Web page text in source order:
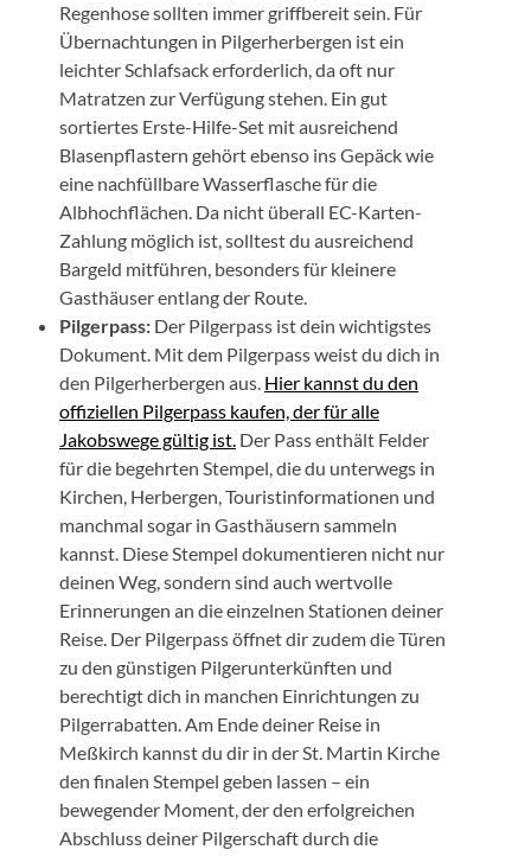
Regenhose sollten immer griffbereit sein. Für
Übernachtungen in Pilgerherbergen ist ein
leichter Schlafsack erforderlich, da oft nur
Matratzen zur Verfügung stehen. Ein gut
sortiertes Erste-Hilfe-Set mit ausreichend
Blasenpflastern gehört ebenso ins Gepäck wie
eine nachfüllbare Wasserflasche für die
Albhochflächen. Da nicht überall EC-Karten-
Zahlung möglich ist, solltest du ausreichend
Bargeld mitführen, besonders für kleinere
Gasthäuser entlang der Route.
Pilgerpass: Der Pilgerpass ist dein wichtigstes
Dokument. Mit dem Pilgerpass weist du dich in
den Pilgerherbergen aus. Hier kannst du den
offiziellen Pilgerpass kaufen, der für alle
Jakobswege gültig ist. Der Pass enthält Felder
für die begehrten Stempel, die du unterwegs in
Kirchen, Herbergen, Touristinformationen und
manchmal sogar in Gasthäusern sammeln
kannst. Diese Stempel dokumentieren nicht nur
deinen Weg, sondern sind auch wertvolle
Erinnerungen an die einzelnen Stationen deiner
Reise. Der Pilgerpass öffnet dir zudem die Türen
zu den günstigen Pilgerunterkünften und
berechtigt dich in manchen Einrichtungen zu
Pilgerrabatten. Am Ende deiner Reise in
Meßkirch kannst du dir in der St. Martin Kirche
den finalen Stempel geben lassen – ein
bewegender Moment, der den erfolgreichen
Abschluss deiner Pilgerschaft durch die